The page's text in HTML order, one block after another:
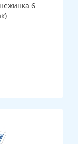
6